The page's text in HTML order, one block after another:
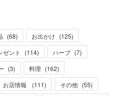
(68) お出かけ (125)
ゼント (114) ハーブ (7)
(3) 料理 (162)
お店情報 (111) その他 (55)